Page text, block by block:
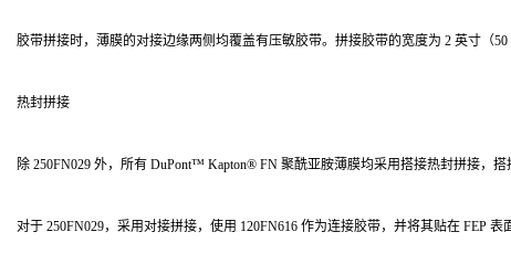
胶带拼接时，薄膜的对接边缘两侧均覆盖有压敏胶带。拼接胶带的宽度为 2 英寸（50
热封拼接
除 250FN029 外，所有 DuPont™ Kapton® FN 聚酰亚胺薄膜均采用搭接热封拼接，搭
对于 250FN029，采用对接拼接，使用 120FN616 作为连接胶带，并将其贴在 FEP 表